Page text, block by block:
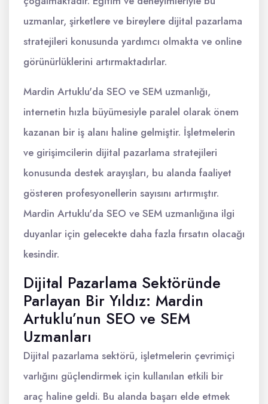
uzmanlar, şirketlere ve bireylere dijital pazarlama
stratejileri konusunda yardımcı olmakta ve online
görünürlüklerini artırmaktadırlar.
Mardin Artuklu'da SEO ve SEM uzmanlığı,
internetin hızla büyümesiyle paralel olarak önem
kazanan bir iş alanı haline gelmiştir. İşletmelerin
ve girişimcilerin dijital pazarlama stratejileri
konusunda destek arayışları, bu alanda faaliyet
gösteren profesyonellerin sayısını artırmıştır.
Mardin Artuklu'da SEO ve SEM uzmanlığına ilgi
duyanlar için gelecekte daha fazla fırsatın olacağı
kesindir.
Dijital Pazarlama Sektöründe
Parlayan Bir Yıldız: Mardin
Artuklu’nun SEO ve SEM
Uzmanları
Dijital pazarlama sektörü, işletmelerin çevrimiçi
varlığını güçlendirmek için kullanılan etkili bir
araç haline geldi. Bu alanda başarı elde etmek